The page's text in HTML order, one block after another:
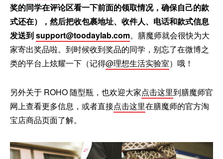
奖的同学在评论区看一下前面的领取情况，确保自己的款
式还在），然后把收包裹地址、收件人、电话和款式信息
发送到support@toodaylab.com。膳魔师就会很快为大
家寄出奖品啦。到时候收到奖品的同学，别忘了在微博之
类的平台上炫耀一下（记得@理想生活实验室）哦！
另外关于 ROHO 随型瓶，也欢迎大家点击这里到膳魔师官
网上查看更多信息，或者直接点击这里在膳魔师的官方淘
宝店商品页面了解。